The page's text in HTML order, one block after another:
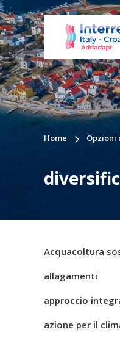
Home Opzioni
Acquacoltura
allagamenti
approccio
azione per il